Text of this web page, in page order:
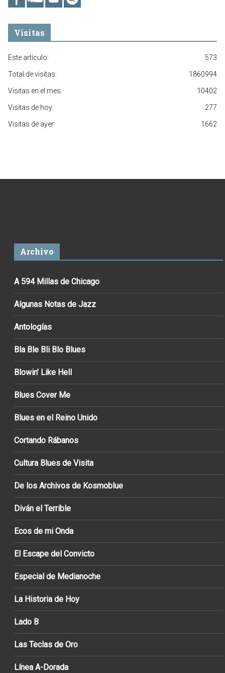
Visitas
573
Este artículo:
1860994
Total de visitas:
10402
Visitas en el mes:
277
Visitas de hoy:
1662
Visitas de ayer:
Archivo
A 594 Millas de Chicago
Algunas Notas de Jazz
Antologías
Bla Ble Bli Blo Blues
Blowin’ Like Hell
Blues Cover Me
Blues en el Reino Unido
Cortando Rábanos
Cultura Blues de Visita
De los Archivos de Kosmoblue
Diván el Terrible
Ecos de mi Onda
El Escape del Convicto
Especial de Medianoche
La Historia de Hoy
Lado B
Las Teclas de Oro
Línea A-Dorada